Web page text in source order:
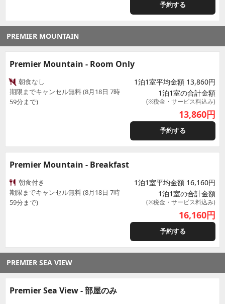
予約する
PREMIER MOUNTAIN
Premier Mountain - Room Only
朝食なし
期限までキャンセル無料 (8月18日 7時
59分まで)
1泊1室平均金額 13,860円
1泊1室の合計金額
(※税金・サービス料込み)
13,860円
予約する
Premier Mountain - Breakfast
朝食付き
期限までキャンセル無料 (8月18日 7時
59分まで)
1泊1室平均金額 16,160円
1泊1室の合計金額
(※税金・サービス料込み)
16,160円
予約する
PREMIER SEA VIEW
Premier Sea View - 部屋のみ